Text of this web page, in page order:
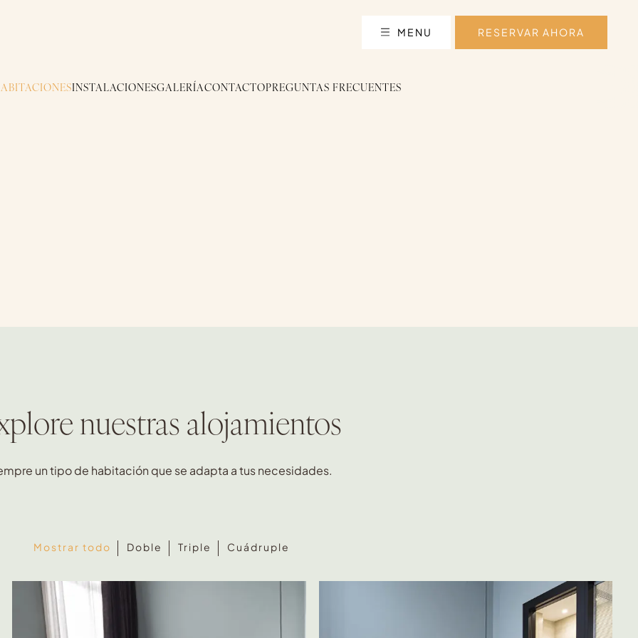
RESERVAR AHORA
MENU
INSTALACIONESGALERÍACONTACTOPREGUNTAS FRECUENTES
nuestras alojamientos
un tipo de habitación que se adapta a tus necesidades.
Mostrar todo Doble Triple Cuádruple